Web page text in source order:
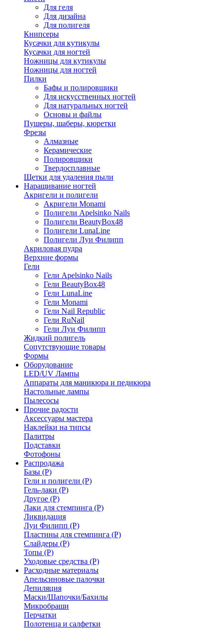
Для геля
Для дизайна
Для полигеля
Книпсеры
Кусачки для кутикулы
Кусачки для ногтей
Ножницы для кутикулы
Ножницы для ногтей
Пилки
Бафы и полировщики
Для искусственных ногтей
Для натуральных ногтей
Основы и файлы
Пушеры, шаберы, кюретки
Фрезы
Алмазные
Керамические
Полировщики
Твердосплавные
Щетки для удаления пыли
Наращивание ногтей
Акригели и полигели
Акригели Monami
Полигели Apelsinko Nails
Полигели BeautyBox48
Полигели LunaLine
Полигели Луи Филипп
Акриловая пудра
Верхние формы
Гели
Гели Apelsinko Nails
Гели BeautyBox48
Гели LunaLine
Гели Monami
Гели Nail Republic
Гели RuNail
Гели Луи Филипп
Жидкий полигель
Сопутствующие товары
Формы
Оборудование
LED/UV Лампы
Аппараты для маникюра и педикюра
Настольные лампы
Пылесосы
Прочие радости
Аксессуары мастера
Наклейки на типсы
Палитры
Подставки
Фотофоны
Распродажа
Базы (Р)
Гели и полигели (Р)
Гель-лаки (Р)
Другое (Р)
Лаки для стемпинга (Р)
Ликвидация
Луи Филипп (Р)
Пластины для стемпинга (Р)
Слайдеры (Р)
Топы (Р)
Уходовые средства (Р)
Расходные материалы
Апельсиновые палочки
Депиляция
Маски/Шапочки/Бахилы
Микробраши
Перчатки
Полотенца и салфетки